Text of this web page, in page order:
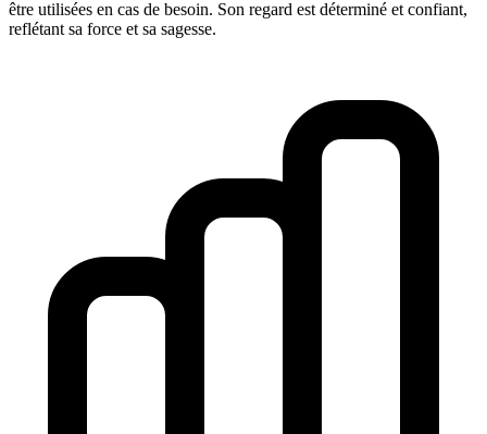
être utilisées en cas de besoin. Son regard est déterminé et confiant,
reflétant sa force et sa sagesse.